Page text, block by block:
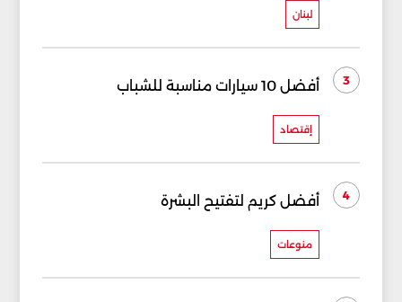
لبنان
3 أفضل 10 سيارات مناسبة للشباب
إقتصاد
4 أفضل كريم لتفتيح البشرة
منوعات